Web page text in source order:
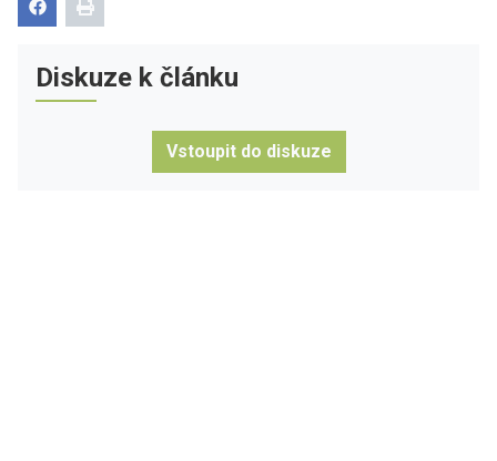
Diskuze k článku
Vstoupit do diskuze